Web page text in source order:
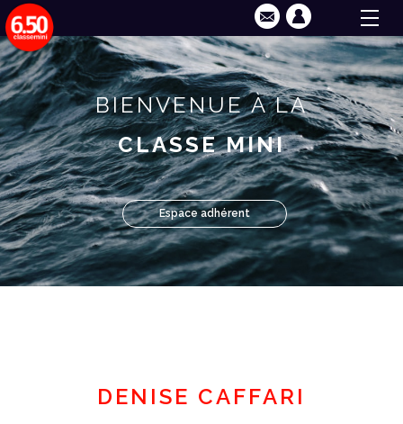
BIENVENUE À LA
CLASSE MINI
Espace adhérent
DENISE CAFFARI